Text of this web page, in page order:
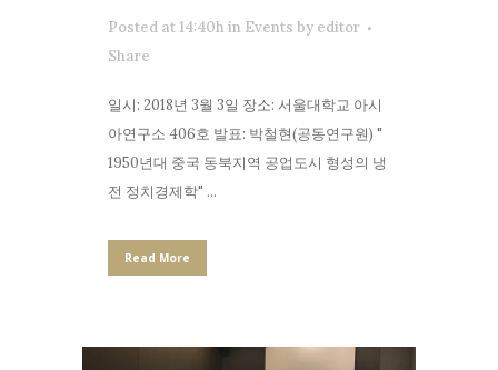
Posted at 14:40h in Events by editor
Share
일시: 2018년 3월 3일 장소: 서울대학교 아시
아연구소 406호 발표: 박철현(공동연구원) "
1950년대 중국 동북지역 공업도시 형성의 냉
전 정치경제학" ...
Read More